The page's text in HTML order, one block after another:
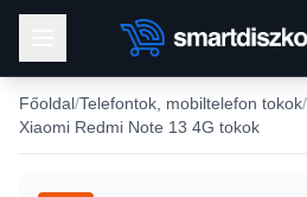
Főoldal Telefontok, mobiltelefon tokok
Xiaomi Redmi Note 13 4G tokok